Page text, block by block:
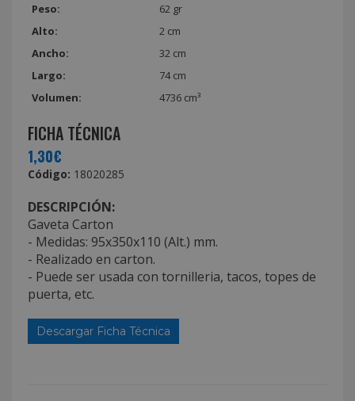
Peso:
62 gr
Alto:
2 cm
Ancho:
32 cm
Largo:
74 cm
Volumen:
4736 cm³
FICHA TÉCNICA
1,30€
Código: 18020285
DESCRIPCIÓN:
Gaveta Carton
- Medidas: 95x350x110 (Alt.) mm.
- Realizado en carton.
- Puede ser usada con tornilleria, tacos, topes de
puerta, etc.
Descargar Ficha Técnica